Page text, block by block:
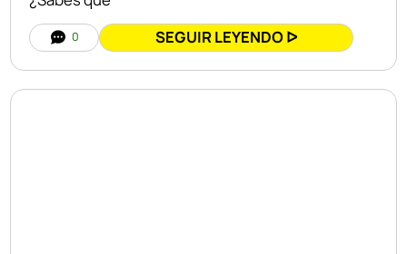
0 SEGUIR LEYENDO ᐅ